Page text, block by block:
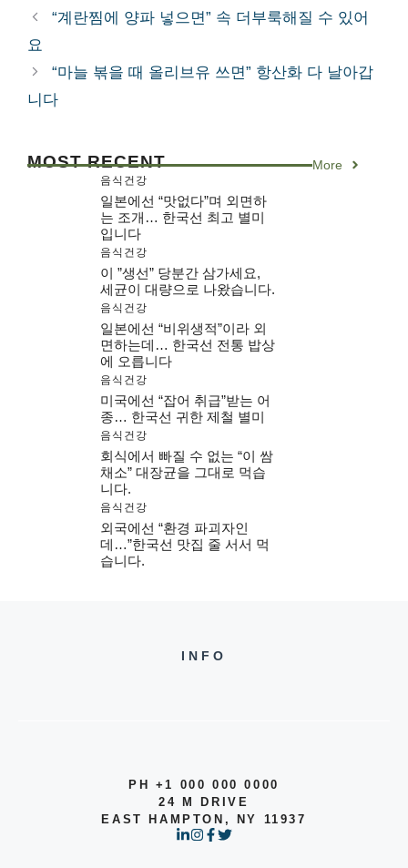
테
“계란찜에 양파 넣으면” 속 더부룩해질 수 있어
요
“마늘 볶을 때 올리브유 쓰면” 항산화 다 날아갑
니다
MOST RECENT More
음식건강
일본에선 “맛없다”며 외면하
는 조개… 한국선 최고 별미
입니다
음식건강
이 ”생선” 당분간 삼가세요,
세균이 대량으로 나왔습니다.
음식건강
일본에선 “비위생적”이라 외
면하는데… 한국선 전통 밥상
에 오릅니다
음식건강
미국에선 “잡어 취급”받는 어
종… 한국선 귀한 제철 별미
음식건강
회식에서 빠질 수 없는 “이 쌈
채소” 대장균을 그대로 먹습
니다.
음식건강
외국에선 “환경 파괴자인
데…”한국선 맛집 줄 서서 먹
습니다.
INFO
PH +1 000 000 0000
24 M DRIVE
EAST HAMPTON, NY 11937